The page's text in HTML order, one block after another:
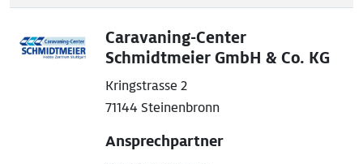
Caravaning-Center
Schmidtmeier GmbH & Co. KG
Kringstrasse 2
71144 Steinenbronn
Ansprechpartner